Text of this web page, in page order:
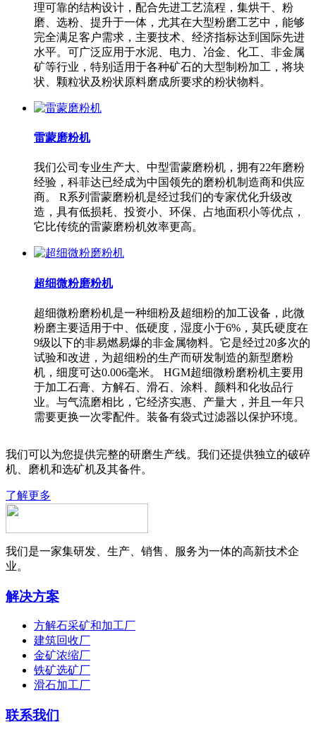
理可靠的结构设计，配合先进工艺流程，集烘干、粉
磨、选粉、提升于一体，尤其在大型粉磨工艺中，能够
完全满足客户需求，主要技术、经济指标达到国际先进
水平。可广泛应用于水泥、电力、冶金、化工、非金属
矿等行业，特别适用于各种矿石的大型制粉加工，将块
状、颗粒状及粉状原料磨成所要求的粉状物料。
雷蒙磨粉机
我们公司专业生产大、中型雷蒙磨粉机，拥有22年磨粉
经验，科菲达已经成为中国领先的磨粉机制造商和供应
商。 R系列雷蒙磨粉机是经过我们的专家优化升级改
造，具有低损耗、投资小、环保、占地面积小等优点，
它比传统的雷蒙磨粉机效率更高。
超细微粉磨粉机
超细微粉磨粉机是一种细粉及超细粉的加工设备，此微
粉磨主要适用于中、低硬度，湿度小于6%，莫氏硬度在
9级以下的非易燃易爆的非金属物料。它是经过20多次的
试验和改进，为超细粉的生产而研发制造的新型磨粉
机，细度可达0.006毫米。 HGM超细微粉磨粉机主要用
于加工石膏、方解石、滑石、涂料、颜料和化妆品行
业。与气流磨相比，它经济实惠、产量大，并且一年只
需要更换一次零配件。装备有袋式过滤器以保护环境。
我们可以为您提供完整的研磨生产线。我们还提供独立的破碎
机、磨机和选矿机及其备件。
了解更多
我们是一家集研发、生产、销售、服务为一体的高新技术企
业。
解决方案
方解石采矿和加工厂
建筑回收厂
金矿浓缩厂
铁矿选矿厂
滑石加工厂
联系我们